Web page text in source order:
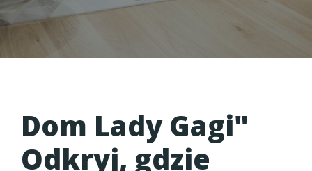
Dom Lady Gagi"
Odkryj, gdzie